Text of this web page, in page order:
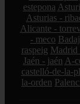
estepona
Asturias -
Alicante -
- meco
raspeig Madrid
Jaén - jaén A-
castelló-de-la-
la-orden